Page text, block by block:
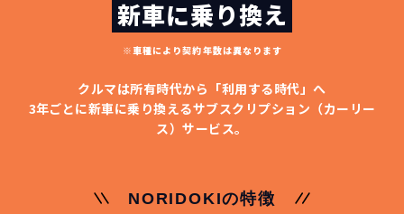
新車に乗り換え
※車種により契約年数は異なります
クルマは所有時代から「利用する時代」へ
3年ごとに新車に乗り換えるサブスクリプション（カーリー
ス）サービス。
NORIDOKIの特徴